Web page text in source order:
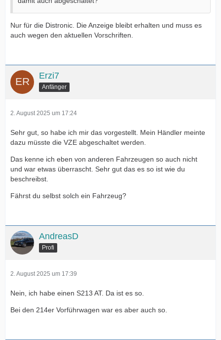
Nur für die Distronic. Die Anzeige bleibt erhalten und muss es
auch wegen den aktuellen Vorschriften.
Erzi7
Anfänger
2. August 2025 um 17:24
Sehr gut, so habe ich mir das vorgestellt. Mein Händler meinte
dazu müsste die VZE abgeschaltet werden.
Das kenne ich eben von anderen Fahrzeugen so auch nicht
und war etwas überrascht. Sehr gut das es so ist wie du
beschreibst.
Fährst du selbst solch ein Fahrzeug?
AndreasD
Profi
2. August 2025 um 17:39
Nein, ich habe einen S213 AT. Da ist es so.
Bei den 214er Vorführwagen war es aber auch so.